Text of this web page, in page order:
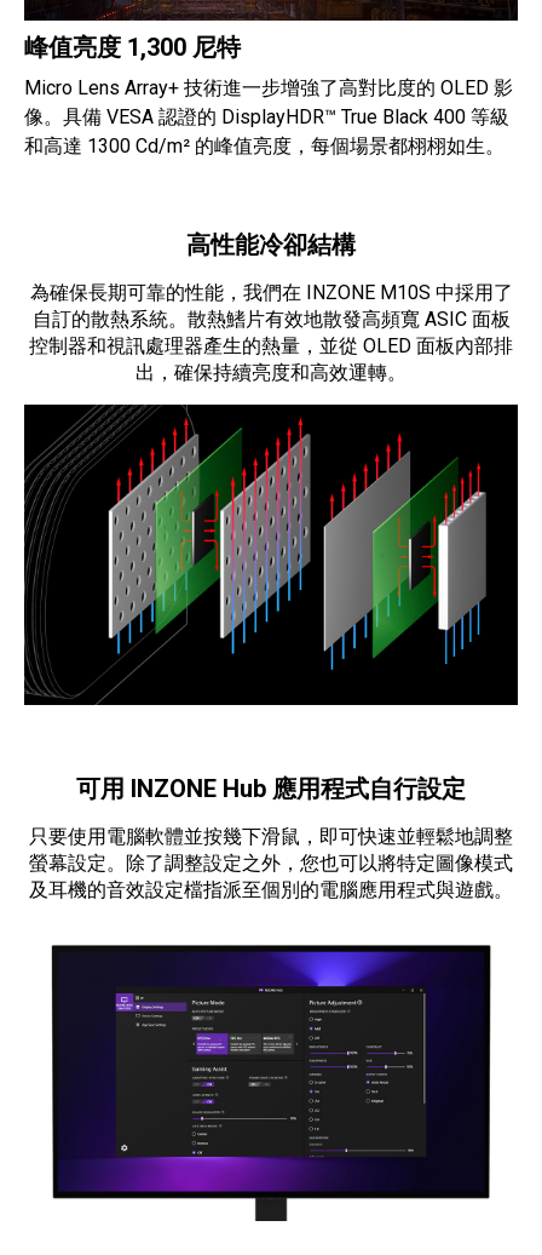
峰值亮度 1,300 尼特
Micro Lens Array+ 技術進一步增強了高對比度的 OLED 影
像。具備 VESA 認證的 DisplayHDR™ True Black 400 等級
和高達 1300 Cd/m² 的峰值亮度，每個場景都栩栩如生。
高性能冷卻結構
為確保長期可靠的性能，我們在 INZONE M10S 中採用了
自訂的散熱系統。散熱鰭片有效地散發高頻寬 ASIC 面板
控制器和視訊處理器產生的熱量，並從 OLED 面板內部排
出，確保持續亮度和高效運轉。
可用 INZONE Hub 應用程式自行設定
只要使用電腦軟體並按幾下滑鼠，即可快速並輕鬆地調整
螢幕設定。除了調整設定之外，您也可以將特定圖像模式
及耳機的音效設定檔指派至個別的電腦應用程式與遊戲。